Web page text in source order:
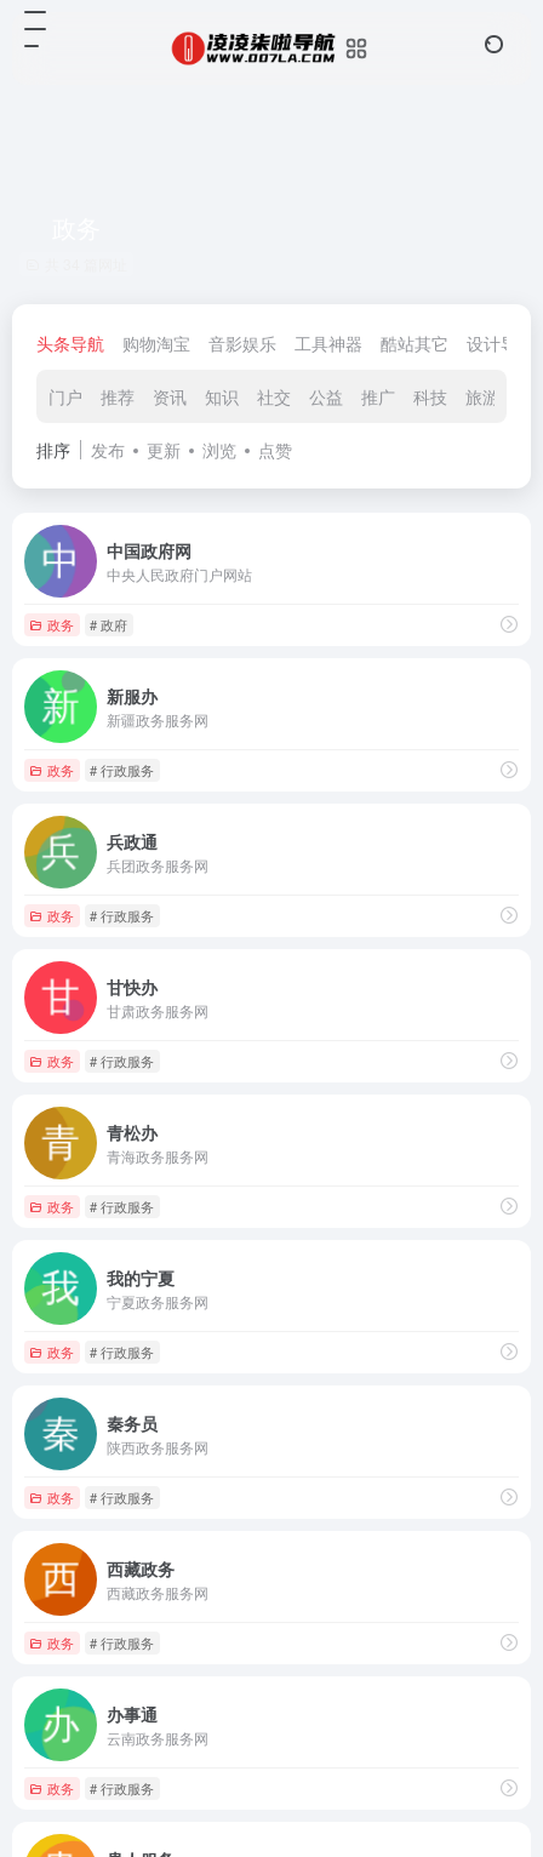
头条导航 购物淘宝 音影娱乐 工具神器 酷站其它 设计导航
门户 推荐 资讯 知识 社交 公益 推广 科技 旅游
排序 发布 更新 浏览 点赞
中国政府网
中央人民政府门户网站
政务 # 政府
新服办
新疆政务服务网
政务 # 行政服务
兵政通
兵团政务服务网
政务 # 行政服务
甘快办
甘肃政务服务网
政务 # 行政服务
青松办
青海政务服务网
政务 # 行政服务
我的宁夏
宁夏政务服务网
政务 # 行政服务
秦务员
陕西政务服务网
政务 # 行政服务
西藏政务
西藏政务服务网
政务 # 行政服务
办事通
云南政务服务网
政务 # 行政服务